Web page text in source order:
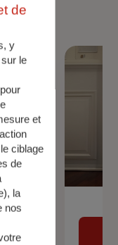
de
y
le
et
ciblage
de
), la
nos